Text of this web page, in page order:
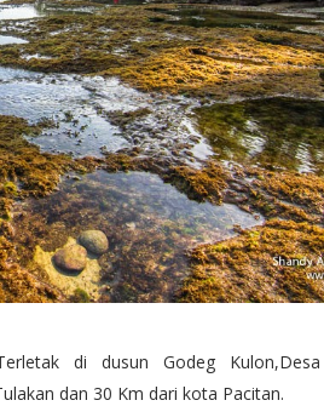
di dusun Godeg
dan 30 Km dari kota Pacitan.